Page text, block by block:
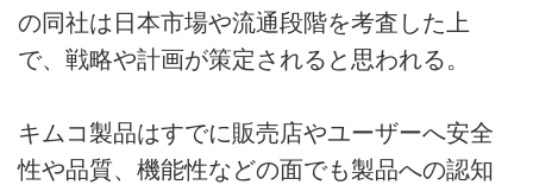
の同社は日本市場や流通段階を考査した上
で、戦略や計画が策定されると思われる。
キムコ製品はすでに販売店やユーザーへ安全
性や品質、機能性などの面でも製品への認知